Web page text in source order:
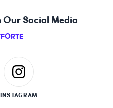
Social Media
INSTAGRAM